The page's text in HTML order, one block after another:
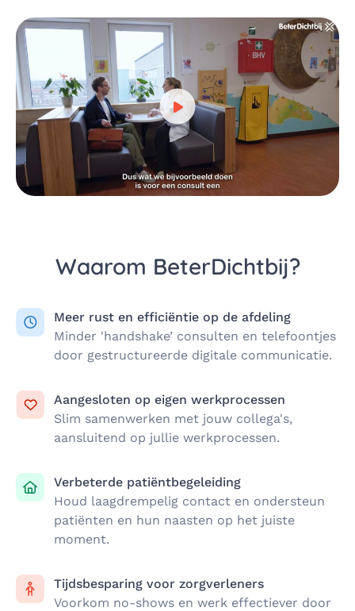
Bekijk video over Digitale
Waarom BeterDichtbij?
Meer rust en efficiëntie op de afdeling
Minder 'handshake’ consulten en telefoontjes
door gestructureerde digitale communicatie.
Aangesloten op eigen werkprocessen
Slim samenwerken met jouw collega's,
aansluitend op jullie werkprocessen.
Verbeterde patiëntbegeleiding
Houd laagdrempelig contact en ondersteun
patiënten en hun naasten op het juiste
moment.
Tijdsbesparing voor zorgverleners
Voorkom no-shows en werk effectiever door